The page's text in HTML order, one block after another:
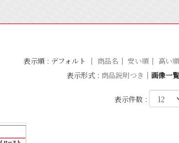
表示順 : デフォルト ｜ 商品名 ｜ 安い順 ｜ 高い順
表示形式 : 商品説明つき ｜ 画像一覧
表示件数 :